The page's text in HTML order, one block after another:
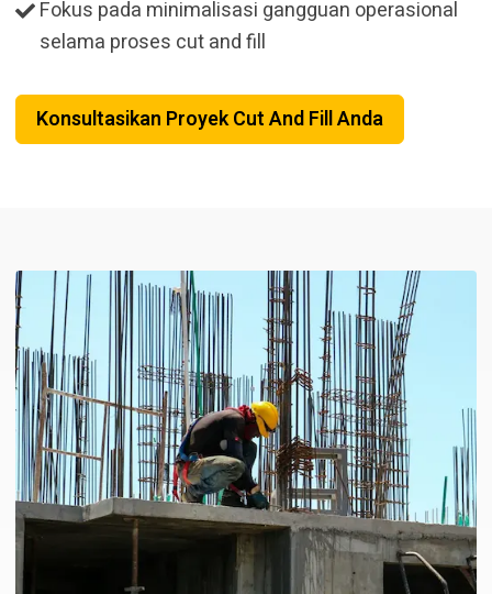
Fokus pada minimalisasi gangguan operasional
selama proses cut and fill
Konsultasikan Proyek Cut And Fill Anda